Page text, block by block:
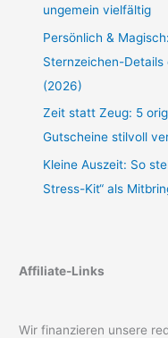
ungemein vielfältig
Persönlich &
Sternzeichen-
(2026)
Zeit statt Zeug: 5
Gutscheine stilvoll
Kleine Auszeit: So
Stress-Kit“ als
Affiliate-Links
Wir finanzieren unsere